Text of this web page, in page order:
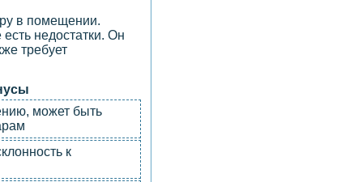
в помещении.
недостатки. Он
требует
может быть
к